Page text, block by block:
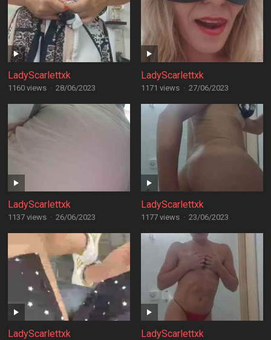
LadyScarlettxk
1160 views · 28/06/2023
LadyScarlettxk
1171 views · 27/06/2023
LadyScarlettxk
1137 views · 26/06/2023
LadyScarlettxk
1177 views · 23/06/2023
LadyScarlettxk LadyScarlettxk